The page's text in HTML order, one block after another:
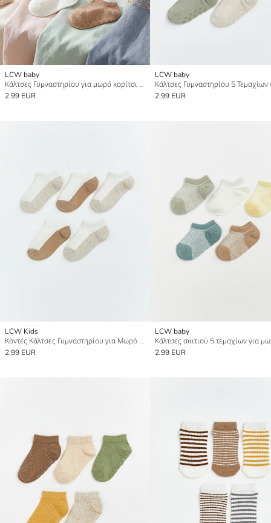
LCW baby
Κάλτσες Γυμναστηρίου για μωρό κορίτσι 5 Pack
2.99 EUR
LCW baby
2.99 EUR
LCW Kids
Κοντές Κάλτσες Γυμναστηρίου για Μωρό Αγόρι 5-Πακέτο
2.99 EUR
LCW baby
2.99 EUR